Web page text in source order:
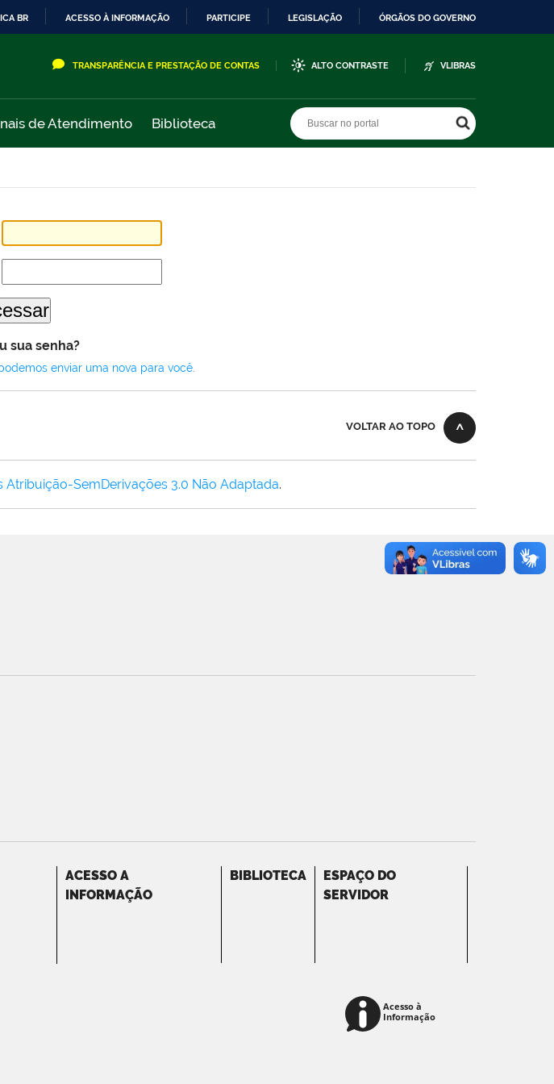
BR ACESSO À INFORMAÇÃO PARTICIPE LEGISLAÇÃO ÓRGÃOS DO GOVERNO
TRANSPARÊNCIA E PRESTAÇÃO DE CONTAS ALTO CONTRASTE VLIBRAS
de Atendimento Biblioteca
sua senha?
enviar uma nova para você
VOLTAR AO TOPO
Atribuição-SemDerivações 3.0 Não Adaptada.
ACESSO A
INFORMAÇÃO
BIBLIOTECA
ESPAÇO DO
SERVIDOR